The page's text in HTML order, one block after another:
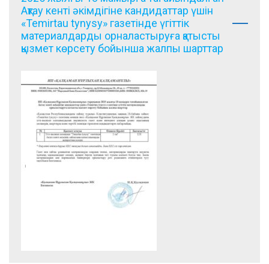
Ақтау кенті әкімдігіне кандидаттар үшін
«Temirtau tynysy» газетінде үгіттік
материалдарды орналастыруға қатысты
қызмет көрсету бойынша жалпы шарттар